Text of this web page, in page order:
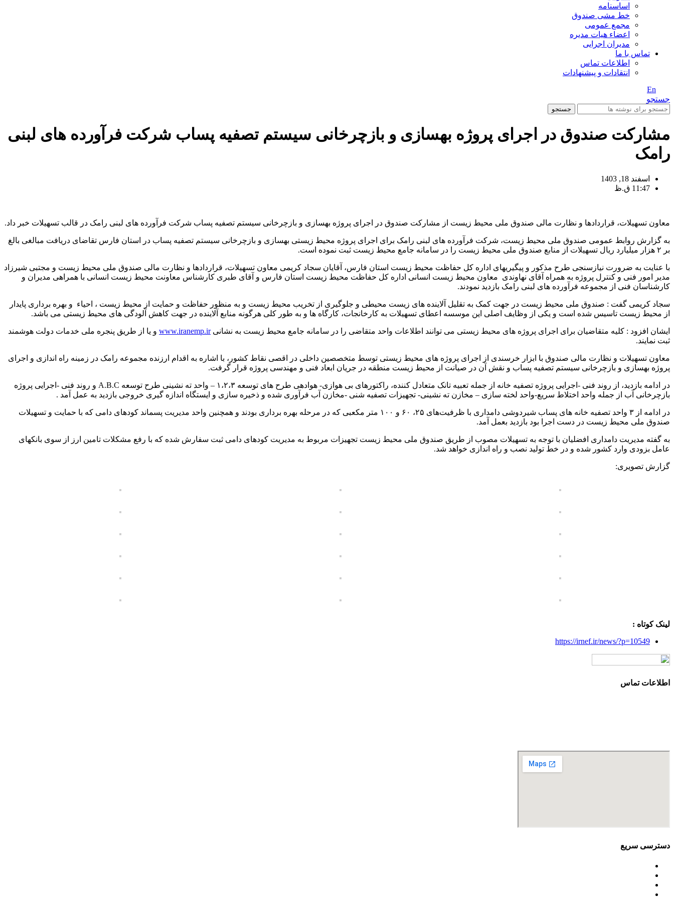
اساسنامه
خط مشی صندوق
مجمع عمومی
اعضاء هیات مدیره
مدیران اجرایی
تماس با ما
اطلاعات تماس
انتقادات و پیشنهادات
En
جستجو
جستجو
مشارکت صندوق در اجرای پروژه بهسازی و بازچرخانی سیستم تصفیه پساب شرکت فرآورده های لبنی
رامک
اسفند 18, 1403
11:47 ق.ظ
معاون تسهیلات، قراردادها و نظارت مالی صندوق ملی محیط زیست از مشارکت صندوق در اجرای پروژه بهسازی و بازچرخانی سیستم تصفیه پساب شرکت فرآورده های لبنی رامک در قالب تسهیلات خبر داد.
به گزارش روابط عمومی صندوق ملی محیط زیست، شرکت فرآورده های لبنی رامک برای اجرای پروژه محیط زیستی بهسازی و بازچرخانی سیستم تصفیه پساب در استان فارس تقاضای دریافت مبالغی بالغ
بر ۲ هزار میلیارد ریال تسهیلات از منابع صندوق ملی محیط زیست را در سامانه جامع محیط زیست ثبت نموده است.
با عنایت به ضرورت نیازسنجی طرح مذکور و پیگیریهای اداره کل حفاظت محیط زیست استان فارس، آقایان سجاد کریمی معاون تسهیلات، قراردادها و نظارت مالی صندوق ملی محیط زیست و مجتبی شیرزاد
مدیر امور فنی و کنترل پروژه به همراه آقای نهاوندی معاون محیط زیست انسانی اداره کل حفاظت محیط زیست استان فارس و آقای طبری کارشناس معاونت محیط زیست انسانی با همراهی مدیران و
کارشناسان فنی از مجموعه فرآورده های لبنی رامک بازدید نمودند.
سجاد کریمی گفت : صندوق ملی محیط زیست در جهت کمک به تقلیل آلاینده های زیست محیطی و جلوگیری از تخریب محیط زیست و به منظور حفاظت و حمایت از محیط زیست ، احیاء و بهره برداری پایدار
از محیط زیست تاسیس شده است و یکی از وظایف اصلی این موسسه اعطای تسهیلات به کارخانجات، کارگاه ها و به طور کلی هرگونه منابع آلاینده در جهت کاهش آلودگی های محیط زیستی می باشد.
ایشان افزود : کلیه متقاضیان برای اجرای پروژه های محیط زیستی می توانند اطلاعات واحد متقاضی را در سامانه جامع محیط زیست به نشانیwww.iranemp.ir و یا از طریق پنجره ملی خدمات دولت هوشمند
ثبت نمایند.
معاون تسهیلات و نظارت مالی صندوق با ابزار خرسندی از اجرای پروژه های محیط زیستی توسط متخصصین داخلی در اقصی نقاط کشور، با اشاره به اقدام ارزنده مجموعه رامک در زمینه راه اندازی و اجرای
پروژه بهسازی و بازچرخانی سیستم تصفیه پساب و نقش آن در صیانت از محیط زیست منطقه در جریان ابعاد فنی و مهندسی پروژه قرار گرفت.
در ادامه بازدید، از روند فنی -اجرایی پروژه تصفیه خانه از جمله تعبیه تانک متعادل کننده، راکتورهای بی هوازی- هوادهی طرح های توسعه ۱،۲،۳ – واحد ته نشینی طرح توسعه A.B.C و روند فنی -اجرایی پروژه
بازچرخانی آب از جمله واحد اختلاط سریع-واحد لخته سازی – مخازن ته نشینی- تجهیزات تصفیه شنی -مخازن آب فرآوری شده و ذخیره سازی و ایستگاه اندازه گیری خروجی بازدید به عمل آمد .
در ادامه از ۳ واحد تصفیه خانه های پساب شیردوشی دامداری با ظرفیت‌های ۲۵، ۶۰ و ۱۰۰ متر مکعبی که در مرحله بهره برداری بودند و همچنین واحد مدیریت پسماند کودهای دامی که با حمایت و تسهیلات
صندوق ملی محیط زیست در دست اجرا بود بازدید بعمل آمد.
به گفته مدیریت دامداری افضلیان با توجه به تسهیلات مصوب از طریق صندوق ملی محیط زیست تجهیزات مربوط به مدیریت کودهای دامی ثبت سفارش شده که با رفع مشکلات تامین ارز از سوی بانکهای
عامل بزودی وارد کشور شده و در خط تولید نصب و راه اندازی خواهد شد.
گزارش تصویری:
لینک کوتاه :
https://irnef.ir/news/?p=10549
اطلاعات تماس
دسترسی سریع